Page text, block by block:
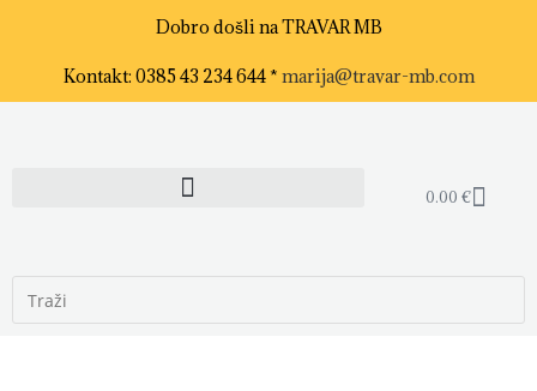
Dobro došli na TRAVAR MB
Kontakt: 0385 43 234 644 * marija@travar-mb.com
0.00€